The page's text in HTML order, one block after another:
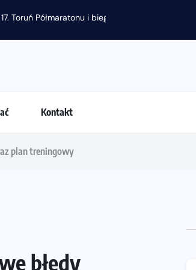
Toruń Półmaratonu i biegu na 5 km
Kontakt
plan treningowy
błędy